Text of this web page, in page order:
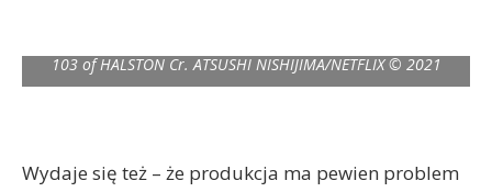
103 of HALSTON Cr. ATSUSHI NISHIJIMA/NETFLIX © 2021
Wydaje się też – że produkcja ma pewien problem